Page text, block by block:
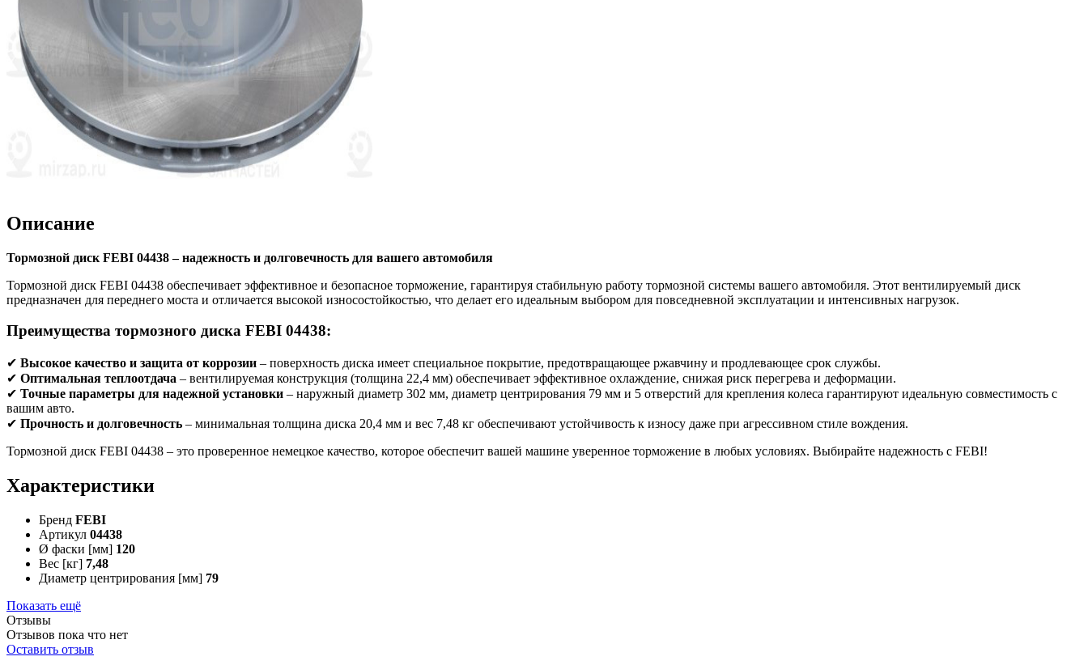
Описание
Тормозной диск FEBI 04438 – надежность и долговечность для вашего автомобиля
Тормозной диск FEBI 04438 обеспечивает эффективное и безопасное торможение, гарантируя стабильную работу тормозной системы вашего автомобиля. Этот вентилируемый диск
предназначен для переднего моста и отличается высокой износостойкостью, что делает его идеальным выбором для повседневной эксплуатации и интенсивных нагрузок.
Преимущества тормозного диска FEBI 04438:
✔ Высокое качество и защита от коррозии – поверхность диска имеет специальное покрытие, предотвращающее ржавчину и продлевающее срок службы.
✔ Оптимальная теплоотдача – вентилируемая конструкция (толщина 22,4 мм) обеспечивает эффективное охлаждение, снижая риск перегрева и деформации.
✔ Точные параметры для надежной установки – наружный диаметр 302 мм, диаметр центрирования 79 мм и 5 отверстий для крепления колеса гарантируют идеальную совместимость с
вашим авто.
✔ Прочность и долговечность – минимальная толщина диска 20,4 мм и вес 7,48 кг обеспечивают устойчивость к износу даже при агрессивном стиле вождения.
Тормозной диск FEBI 04438 – это проверенное немецкое качество, которое обеспечит вашей машине уверенное торможение в любых условиях. Выбирайте надежность с FEBI!
Характеристики
Бренд FEBI
Артикул 04438
Ø фаски [мм] 120
Вес [кг] 7,48
Диаметр центрирования [мм] 79
Показать ещё
Отзывы
Отзывов пока что нет
Оставить отзыв